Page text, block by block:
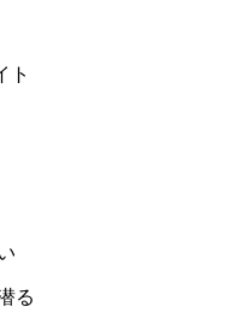
ト
る